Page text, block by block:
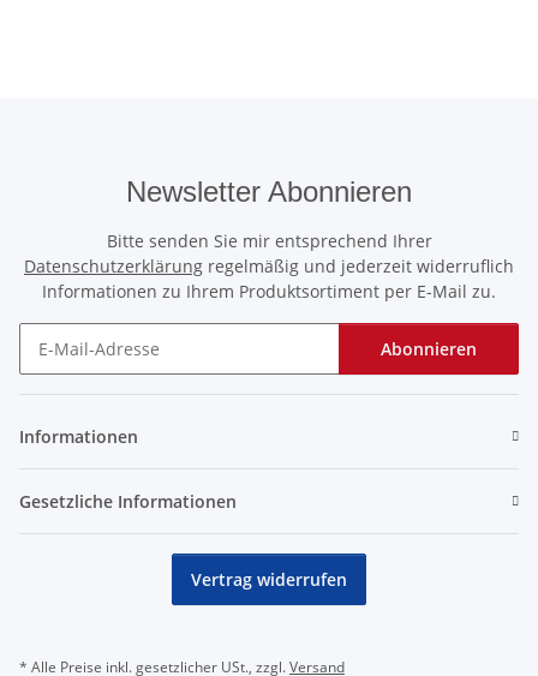
Newsletter Abonnieren
Bitte senden Sie mir entsprechend Ihrer
Datenschutzerklärung regelmäßig und jederzeit widerruflich
Informationen zu Ihrem Produktsortiment per E-Mail zu.
Abonnieren
Informationen
Gesetzliche Informationen
Vertrag widerrufen
* Alle Preise inkl. gesetzlicher USt., zzgl.Versand